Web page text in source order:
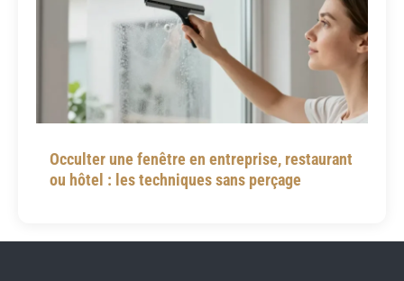
Occulter une fenêtre en entreprise, restaurant
ou hôtel : les techniques sans perçage